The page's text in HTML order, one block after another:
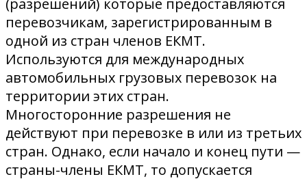
перевозчикам, зарегистрированным в
одной из стран членов ЕКМТ.
Используются для международных
автомобильных грузовых перевозок на
территории этих стран.
Многосторонние разрешения не
действуют при перевозке в или из третьих
стран. Однако, если начало и конец пути —
страны-члены ЕКМТ, то допускается